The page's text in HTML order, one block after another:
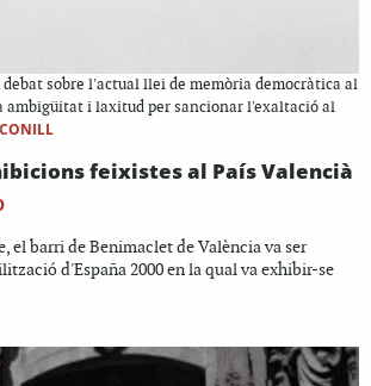
sobre l'actual llei de memòria democràtica al
ambigüitat i laxitud per sancionar l'exaltació al
feixistes al País Valencià
el barri de Benimaclet de València va ser
d'España 2000 en la qual va exhibir-se